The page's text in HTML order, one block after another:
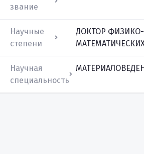
звание
Научные
степени
ДОКТОР ФИЗИКО-
Научная
специальность